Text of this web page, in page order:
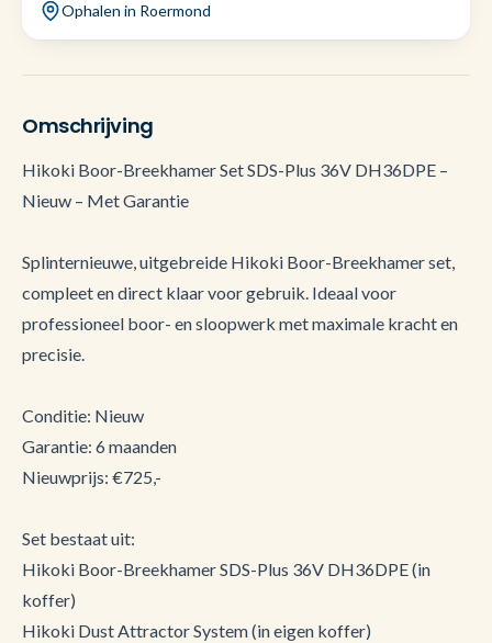
Ophalen in Roermond
Omschrijving
Hikoki Boor-Breekhamer Set SDS-Plus 36V DH36DPE –
Nieuw – Met Garantie
Splinternieuwe, uitgebreide Hikoki Boor-Breekhamer set,
compleet en direct klaar voor gebruik. Ideaal voor
professioneel boor- en sloopwerk met maximale kracht en
precisie.
Conditie: Nieuw
Garantie: 6 maanden
Nieuwprijs: €725,-
Set bestaat uit:
Hikoki Boor-Breekhamer SDS-Plus 36V DH36DPE (in
koffer)
Hikoki Dust Attractor System (in eigen koffer)